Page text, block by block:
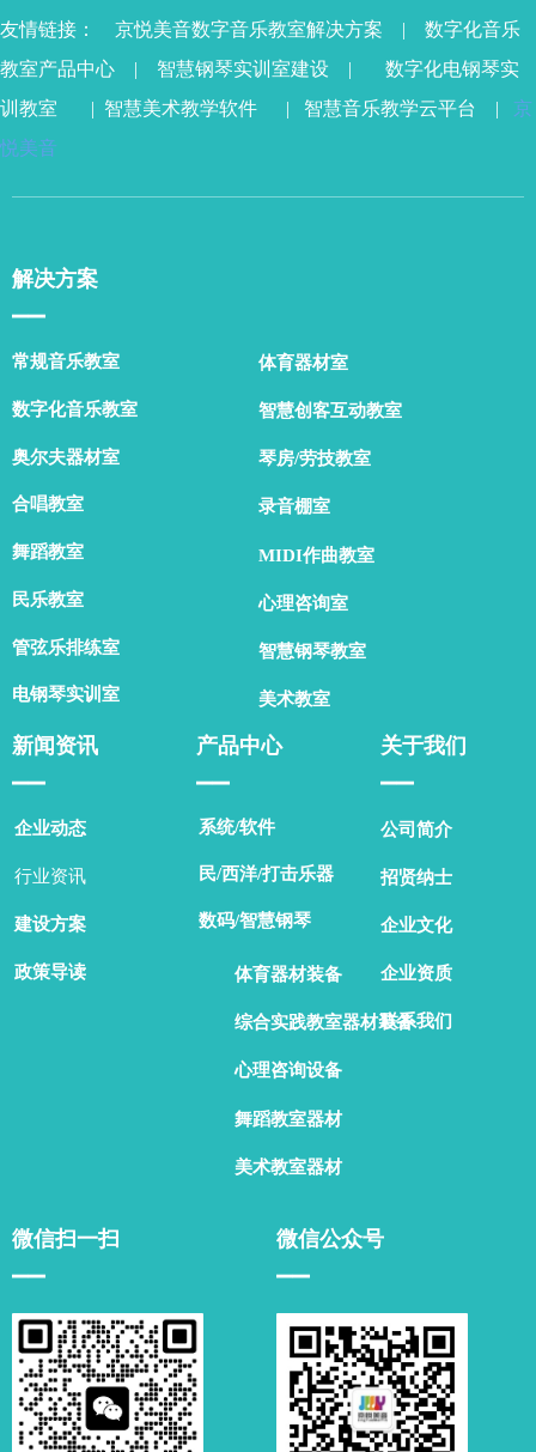
微信公众号
微信扫一扫
解决方案
常规音乐教室
数字化音乐教室
奥尔夫器材室
合唱教室
舞蹈教室
民乐教室
管弦乐排练室
电钢琴实训室
体育器材室
智慧创客互动教室
琴房/劳技教室
录音棚室
MIDI作曲教室
心理咨询室
智慧钢琴教室
美术教室
新闻资讯
企业动态
行业资讯
建设方案
政策导读
产品中心
系统/软件
民/西洋/打击乐器
数码/智慧钢琴
关于我们
公司简介
招贤纳士
企业文化
企业资质
联系我们
体育器材装备
综合实践教室器材装备
心理咨询设备
舞蹈教室器材
美术教室器材
友情链接： 京悦美音数字音乐教室解决方案 | 数字化音乐
教室产品中心 | 智慧钢琴实训室建设 |
数字化电钢琴实
训教室 | 智慧美术教学软件 | 智慧音乐教学云平台 |
京
悦美音